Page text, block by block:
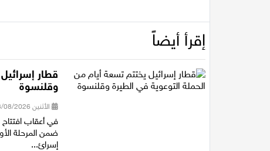
إقرأ أيضاً
قطار
وقلنسوة
الأثنين 03/08/2026 15:50
في أعقاب افتتاح
ضمن المرحلة
إسرائ...